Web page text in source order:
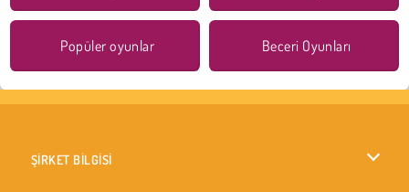
Popüler oyunlar Beceri Oyunları
ŞİRKET BİLGİSİ